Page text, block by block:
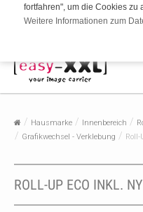
fortfahren", um die Cookies zu
Weitere Informationen zum
Hausmarke Innenbereich
Grafikwechsel - Verklebung
ROLL-UP ECO INKL.